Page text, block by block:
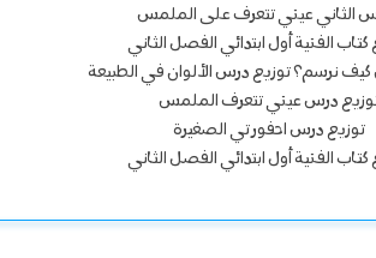
الثاني عيني تتعرف على الملمس
كتاب الفنية أول ابتدائي الفصل الثاني
نرسم؟ توزيع درس الألوان في الطبيعة
درس عيني تتعرف الملمس
توزيع درس احفورتي الصغيرة
كتاب الفنية أول ابتدائي الفصل الثاني